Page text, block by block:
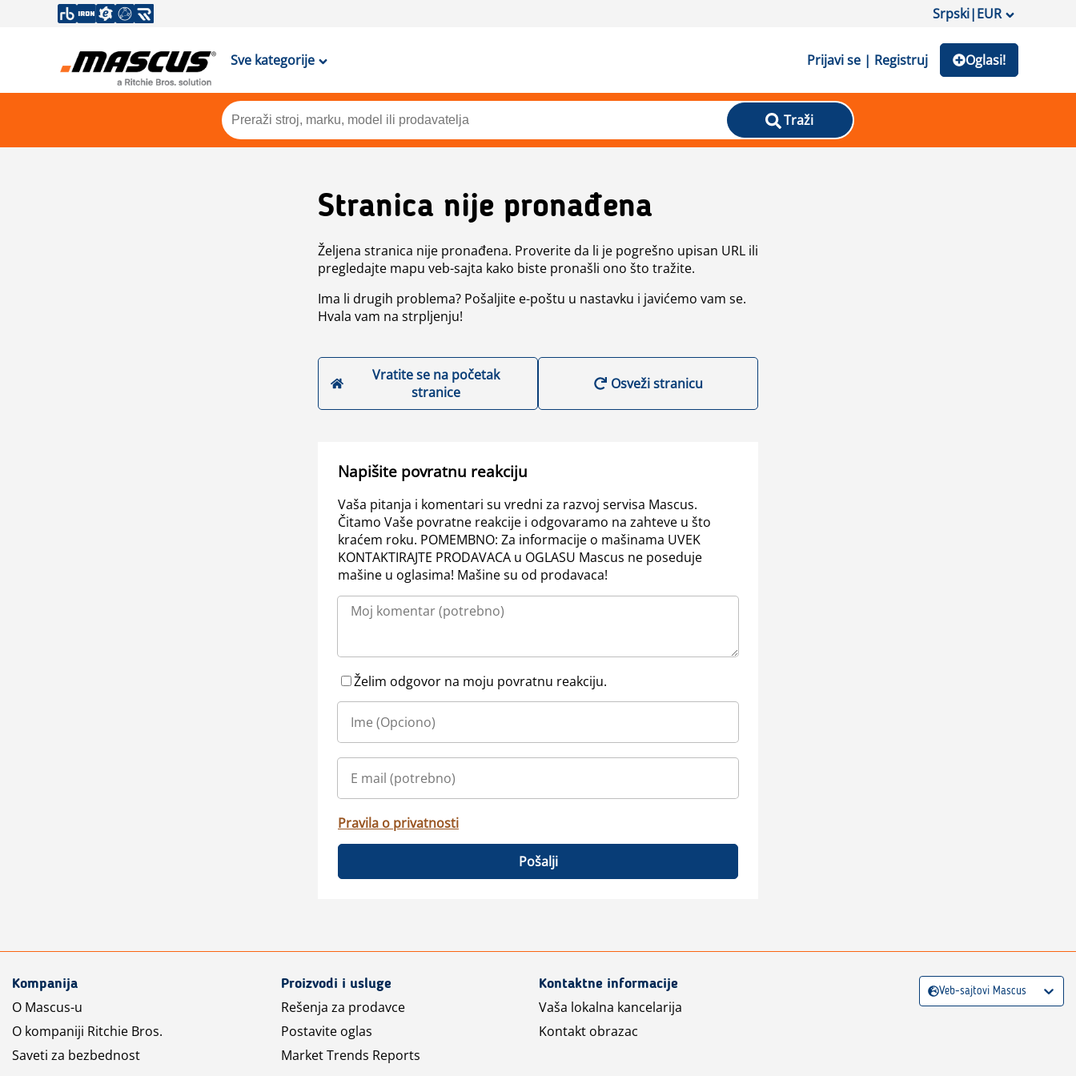
Srpski|EUR
Sve kategorije Prijavi se | Registruj Oglasi!
Traži
Stranica nije pronađena
Željena stranica nije pronađena. Proverite da li je pogrešno upisan URL ili
pregledajte mapu veb-sajta kako biste pronašli ono što tražite.
Ima li drugih problema? Pošaljite e-poštu u nastavku i javićemo vam se.
Hvala vam na strpljenju!
Vratite se na početak
stranice
Osveži stranicu
Napišite povratnu reakciju
Vaša pitanja i komentari su vredni za razvoj servisa Mascus.
Čitamo Vaše povratne reakcije i odgovaramo na zahteve u što
kraćem roku. POMEMBNO: Za informacije o mašinama UVEK
KONTAKTIRAJTE PRODAVACA u OGLASU Mascus ne poseduje
mašine u oglasima! Mašine su od prodavaca!
Želim odgovor na moju povratnu reakciju.
Pravila o privatnosti
Pošalji
Kompanija
O Mascus-u
O kompaniji Ritchie Bros.
Saveti za bezbednost
Proizvodi i usluge
Rešenja za prodavce
Postavite oglas
Market Trends Reports
Kontaktne informacije
Vaša lokalna kancelarija
Kontakt obrazac
Veb-sajtovi Mascus